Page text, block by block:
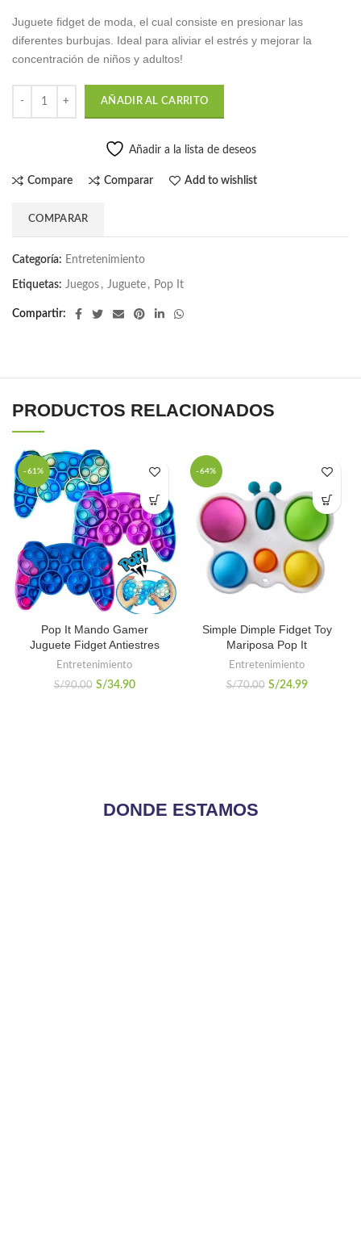
original
era:
S/90.00.
actual
es:
S/34.99.
Juguete fidget de moda, el cual consiste en presionar las
diferentes burbujas. Ideal para aliviar el estrés y mejorar la
concentración de niños y adultos!
AÑADIR AL CARRITO
Añadir a la lista de deseos
Compare Comparar Add to wishlist
COMPARAR
Categoría: Entretenimiento
Etiquetas: Juegos , Juguete , Pop It
Compartir
PRODUCTOS RELACIONADOS
-61%
Pop It Mando Gamer
Juguete Fidget Antiestres
Entretenimiento
S/90.00 El
S/34.90El
-64%
Simple Dimple Fidget Toy
Mariposa Pop It
Entretenimiento
S/70.00 El
S/24.99El
DONDE ESTAMOS